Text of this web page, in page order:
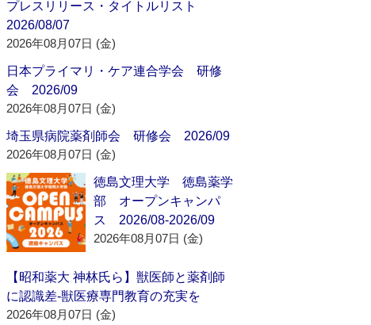
プレスリリース・タイトルリスト
2026/08/07
2026年08月07日 (金)
日本プライマリ・ケア連合学会 研修
会 2026/09
2026年08月07日 (金)
埼玉県病院薬剤師会 研修会 2026/09
2026年08月07日 (金)
徳島文理大学 徳島薬学
部 オープンキャンパ
ス 2026/08-2026/09
2026年08月07日 (金)
【昭和薬大 神林氏ら】獣医師と薬剤師
に認識差‐獣医療専門教育の充実を
2026年08月07日 (金)